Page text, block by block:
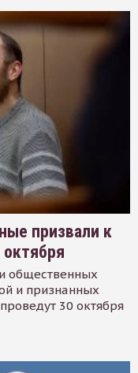
призвали к
общественных
и признанных
30 октября